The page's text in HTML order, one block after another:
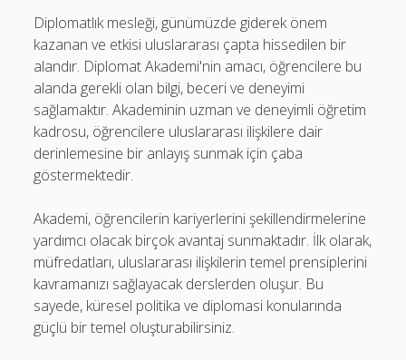
Diplomatlık mesleği, günümüzde giderek önem
kazanan ve etkisi uluslararası çapta hissedilen bir
alandır. Diplomat Akademi'nin amacı, öğrencilere bu
alanda gerekli olan bilgi, beceri ve deneyimi
sağlamaktır. Akademinin uzman ve deneyimli öğretim
kadrosu, öğrencilere uluslararası ilişkilere dair
derinlemesine bir anlayış sunmak için çaba
göstermektedir.
Akademi, öğrencilerin kariyerlerini şekillendirmelerine
yardımcı olacak birçok avantaj sunmaktadır. İlk olarak,
müfredatları, uluslararası ilişkilerin temel prensiplerini
kavramanızı sağlayacak derslerden oluşur. Bu
sayede, küresel politika ve diplomasi konularında
güçlü bir temel oluşturabilirsiniz.